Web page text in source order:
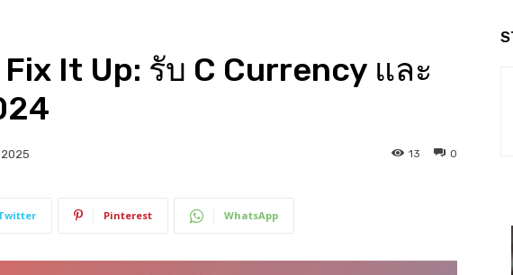
It Up: รับ C Currency และ
0
13
Pinterest WhatsApp